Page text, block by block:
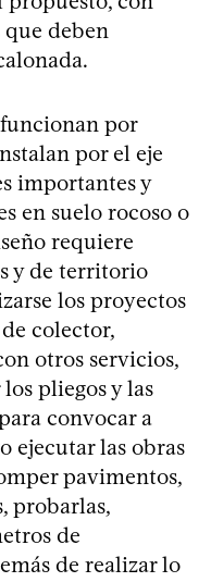
deben
por
por el eje
importantes y
en suelo rocoso o
requiere
y de territorio
los proyectos
colector,
otros servicios,
pliegos y las
convocar a
ejecutar las obras
pavimentos,
probarlas,
de
de realizar lo